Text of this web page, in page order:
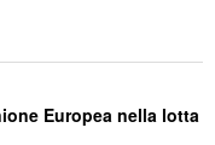
Europea nella lotta